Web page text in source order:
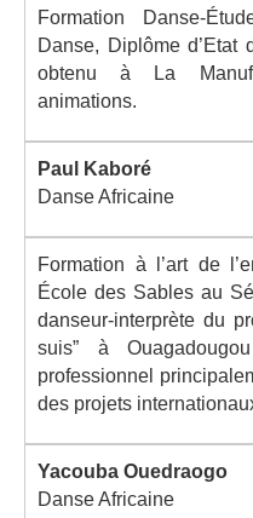
Formation Danse-
Danse, Diplôme d’Etat
obtenu à La
animations.
Paul Kaboré
Danse Africaine
Formation à l’art de
École des Sables au
danseur-interprète du
suis” à
professionnel
des projets
Yacouba Ouedraogo
Danse Africaine